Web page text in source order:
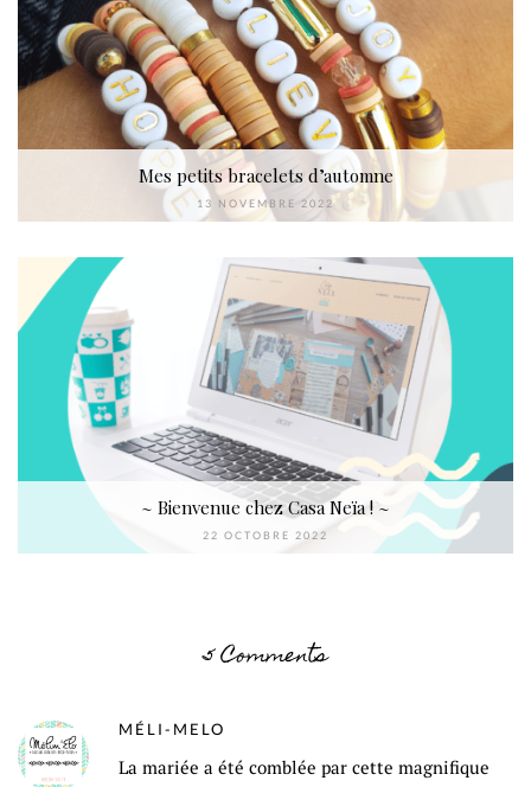
Mes petits bracelets d’automne
13 NOVEMBRE 2022
~ Bienvenue chez Casa Neïa ! ~
22 OCTOBRE 2022
5 Comments
MÉLI-MELO
La mariée a été comblée par cette magnifique